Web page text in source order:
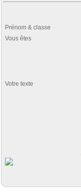
Prénom & classe
Vous êtes
Votre texte